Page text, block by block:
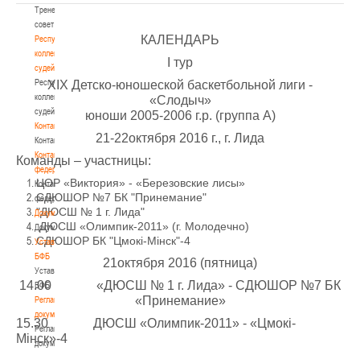
Тренерский
совет
Республиканская
коллегия
судей
Республиканская
коллегия
судей
Контакты
Контакты
Контакты
федерации
Контакты
федерации
Документы
Документы
Устав
БФБ
Устав
БФБ
Регламентирующие
документы
Регламентирующие
документы
КАЛЕНДАРЬ
I тур
ХIX Детско-юношеской баскетбольной лиги -
«Слодыч»
юноши 2005-2006 г.р. (группа А)
21-22октября 2016 г., г. Лида
Команды – участницы:
ЦОР «Виктория» - «Березовские лисы»
СДЮШОР №7 БК "Принемание"
"ДЮСШ № 1 г. Лида"
ДЮСШ «Олимпик-2011» (г. Молодечно)
СДЮШОР БК "Цмокi-Мiнск"-4
21октября 2016 (пятница)
14.00 «ДЮСШ № 1 г. Лида» - СДЮШОР №7 БК
«Принемание»
15.30 ДЮСШ «Олимпик-2011» - «Цмокi-
Мiнск»-4